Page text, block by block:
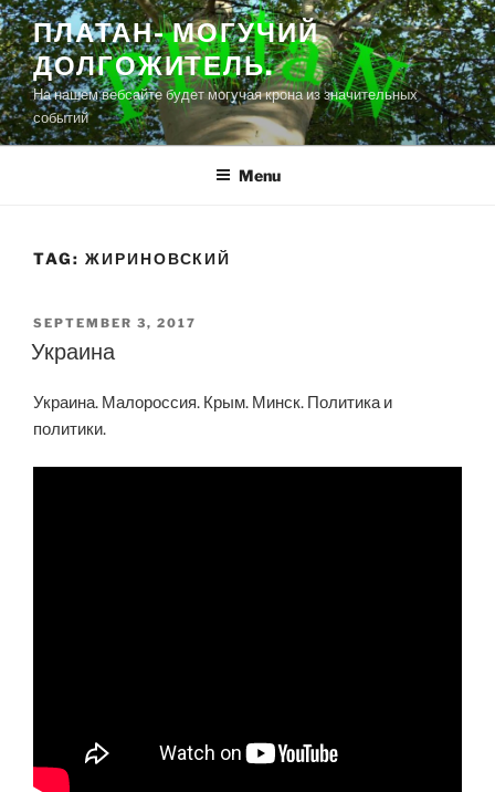
Skip
to
content
ПЛАТАН- МОГУЧИЙ
ДОЛГОЖИТЕЛЬ.
На нашем вебсайте будет могучая крона из значительных
событий
Menu
TAG: ЖИРИНОВСКИЙ
POSTED
ON
SEPTEMBER 3, 2017
Украина
Украина. Малороссия. Крым. Минск. Политика и
политики.